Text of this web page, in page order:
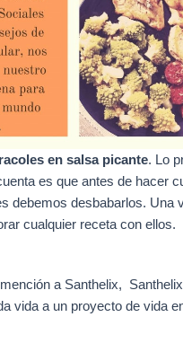
en salsa picante. Lo
es que antes de hacer
debemos desbabarlos. Una
cualquier receta con ellos.
a Santhelix,
vida a un proyecto de vida